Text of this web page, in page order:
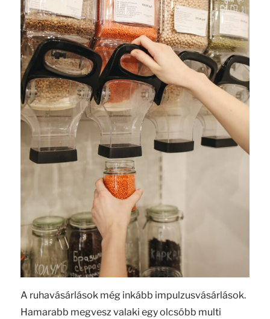
A ruhavásárlások még inkább impulzusvásárlások.
Hamarabb megvesz valaki egy olcsóbb multi